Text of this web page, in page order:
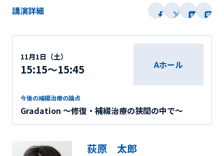
講演詳細
11月1日（土）
15:15～15:45 Aホール
今後の補綴治療の論点
Gradation ～修復・補綴治療の狭間の中で～
荻原 太郎